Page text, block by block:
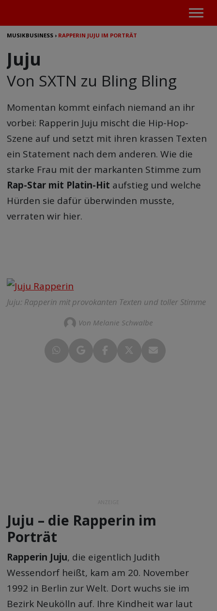
MUSIKBUSINESS › RAPPERIN JUJU IM PORTRÄT
Juju
Von SXTN zu Bling Bling
Momentan kommt einfach niemand an ihr
vorbei: Rapperin Juju mischt die Hip-Hop-
Szene auf und setzt mit ihren krassen Texten
ein Statement nach dem anderen. Wie die
starke Frau mit der markanten Stimme zum
Rap-Star mit Platin-Hit aufstieg und welche
Hürden sie dafür überwinden musste,
verraten wir hier.
Juju: Rapperin mit provokanten Texten und toller Stimme
Von Melanie Schwalbe
ANZEIGE
Juju – die Rapperin im
Porträt
Rapperin Juju, die eigentlich Judith
Wessendorf heißt, kam am 20. November
1992 in Berlin zur Welt. Dort wuchs sie im
Bezirk Neukölln auf. Ihre Kindheit war laut